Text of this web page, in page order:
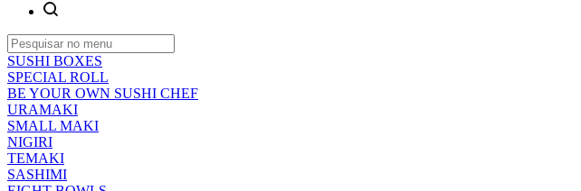
SUSHI BOXES
SPECIAL ROLL
BE YOUR OWN SUSHI CHEF
URAMAKI
SMALL MAKI
NIGIRI
TEMAKI
SASHIMI